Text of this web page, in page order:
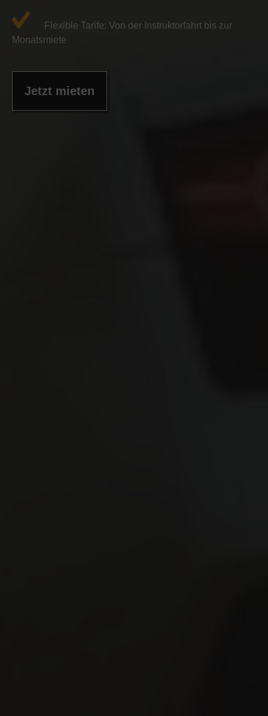
Flexible Tarife: Von der Instruktorfahrt bis zur
Monatsmiete
Jetzt mieten